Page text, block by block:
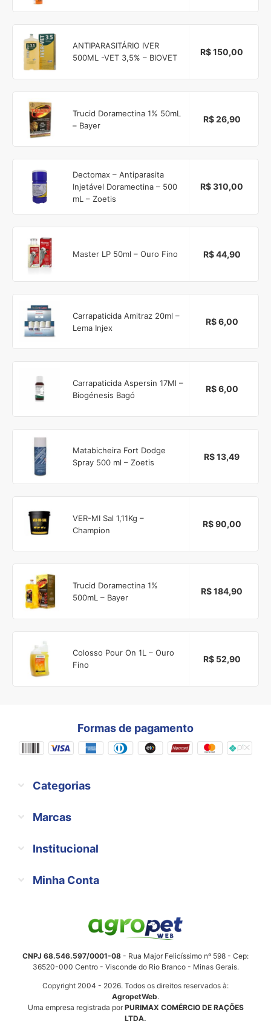
ANTIPARASITÁRIO IVER
500ML -VET 3,5% – BIOVET
R$ 150,00
Trucid Doramectina 1% 50mL
– Bayer
R$ 26,90
Dectomax – Antiparasita
Injetável Doramectina – 500
mL – Zoetis
R$ 310,00
Master LP 50ml – Ouro Fino R$ 44,90
Carrapaticida Amitraz 20ml –
Lema Injex
R$ 6,00
Carrapaticida Aspersin 17Ml –
Biogénesis Bagó
R$ 6,00
Matabicheira Fort Dodge
Spray 500 ml – Zoetis
R$ 13,49
VER-MI Sal 1,11Kg –
Champion
R$ 90,00
Trucid Doramectina 1%
500mL – Bayer
R$ 184,90
Colosso Pour On 1L – Ouro
Fino
R$ 52,90
Formas de pagamento
Categorias
Marcas
Institucional
Minha Conta
CNPJ 68.546.597/0001-08 - Rua Major Felicíssimo nº 598 - Cep:
36520-000 Centro - Visconde do Rio Branco - Minas Gerais.
Copyright 2004 - 2026. Todos os direitos reservados à:
AgropetWeb.
Uma empresa registrada porPURIMAX COMÉRCIO DE RAÇÕES
LTDA.